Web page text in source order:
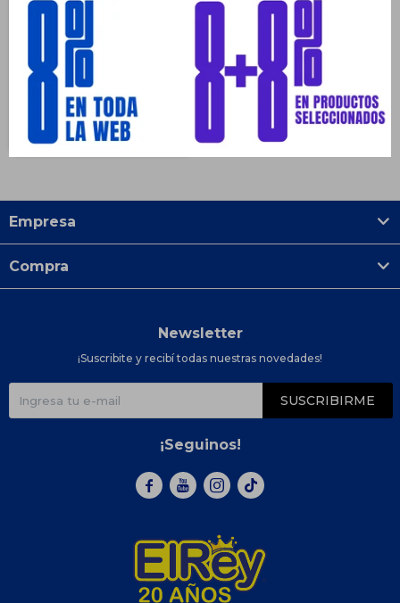
$ 806
Disponible Envío
Empresa
Compra
Newsletter
¡Suscribite y recibí todas nuestras novedades!
SUSCRIBIRME
¡Seguinos!
  